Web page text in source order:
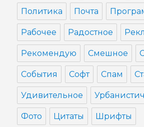
Политика Почта
Рабочее Радостное
Рекомендую Смешное
События Софт Спам
Удивительное
Фото Цитаты Шрифты